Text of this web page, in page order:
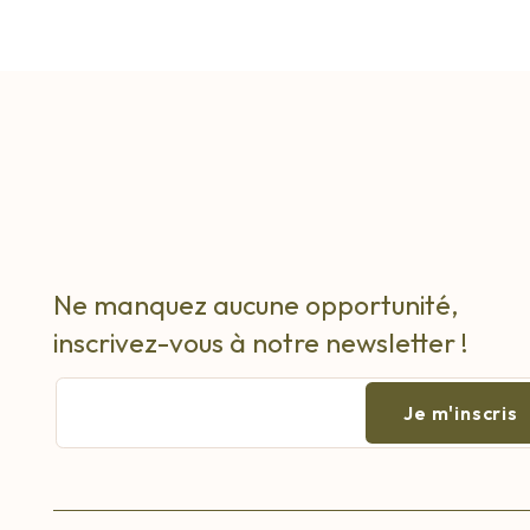
Ne manquez aucune opportunité,
inscrivez-vous à notre newsletter !